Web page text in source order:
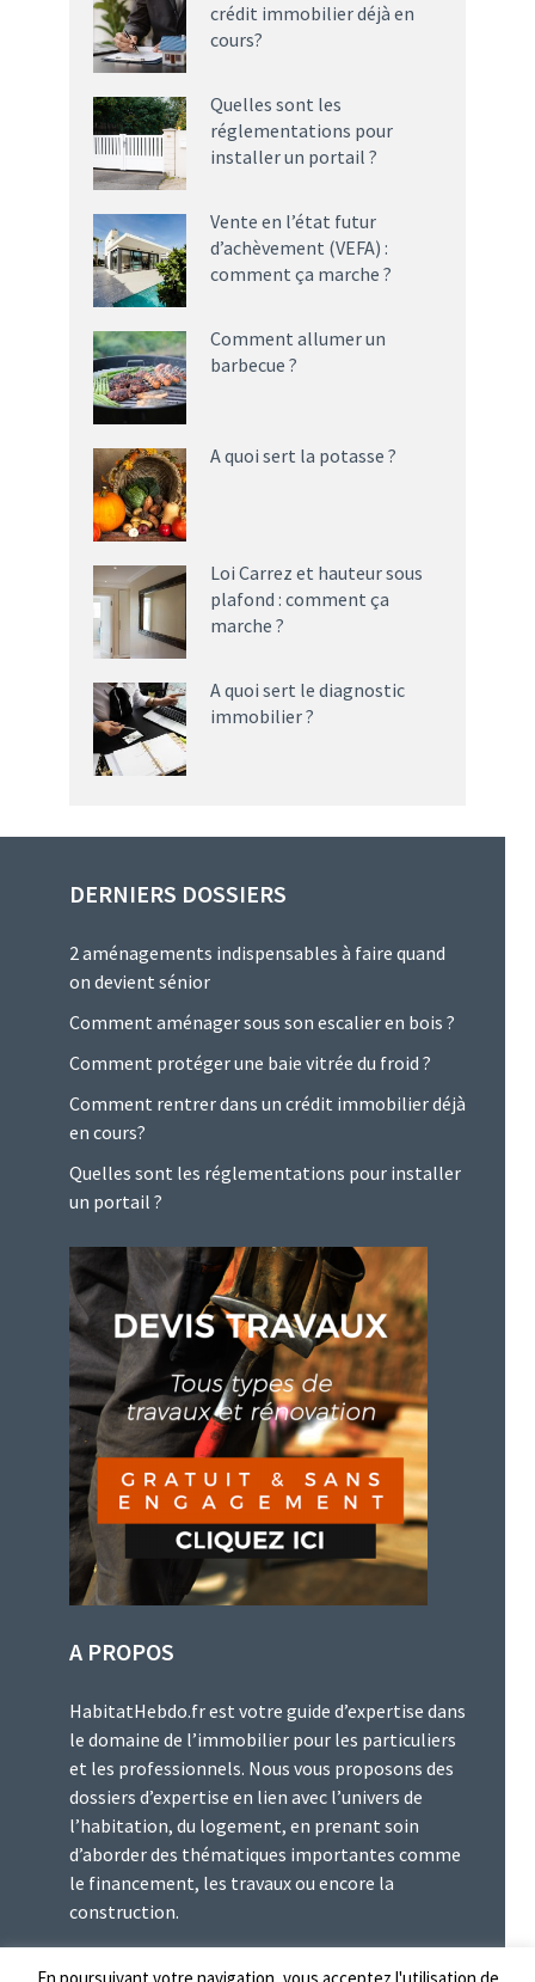
crédit immobilier déjà en
cours?
Quelles sont les
réglementations pour
installer un portail ?
Vente en l’état futur
d’achèvement (VEFA) :
comment ça marche ?
Comment allumer un
barbecue ?
A quoi sert la potasse ?
Loi Carrez et hauteur sous
plafond : comment ça
marche ?
A quoi sert le diagnostic
immobilier ?
DERNIERS DOSSIERS
2 aménagements indispensables à faire quand
on devient sénior
Comment aménager sous son escalier en bois ?
Comment protéger une baie vitrée du froid ?
Comment rentrer dans un crédit immobilier déjà
en cours?
Quelles sont les réglementations pour installer
un portail ?
A PROPOS
HabitatHebdo.fr est votre guide d’expertise dans
le domaine de l’immobilier pour les particuliers
et les professionnels. Nous vous proposons des
dossiers d’expertise en lien avec l’univers de
l’habitation, du logement, en prenant soin
d’aborder des thématiques importantes comme
le financement, les travaux ou encore la
construction.
En poursuivant votre navigation, vous acceptez l'utilisation de